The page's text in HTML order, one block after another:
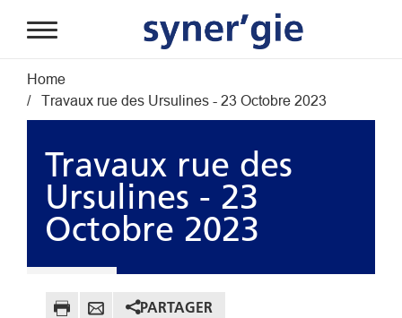
Fil d'Ariane
Home
Travaux rue des Ursulines - 23 Octobre 2023
Travaux rue des
Ursulines - 23
Octobre 2023
PARTAGER